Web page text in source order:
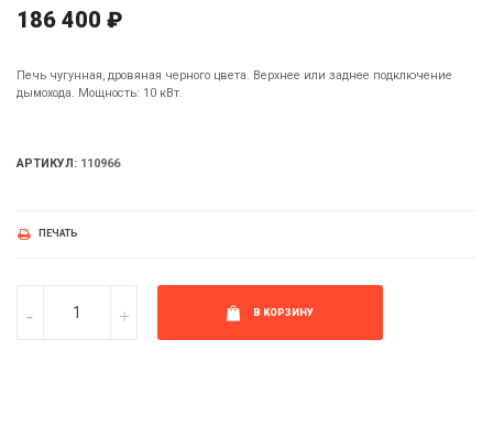
186 400 ₽
Печь чугунная, дровяная черного цвета. Верхнее или заднее подключение
дымохода. Мощность: 10 кВт.
АРТИКУЛ: 110966
ПЕЧАТЬ
В КОРЗИНУ